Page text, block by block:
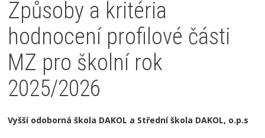
Způsoby a kritéria
hodnocení profilové části
MZ pro školní rok
2025/2026
Vyšší odoborná škola DAKOL a Střední škola DAKOL, o.p.s